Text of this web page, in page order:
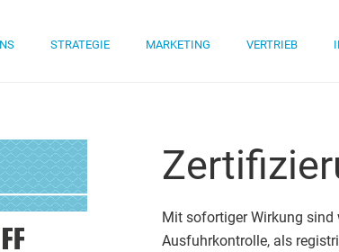
STRATEGIE MARKETING VERTRIEB
Mit sofortiger Wirkung sind
Ausfuhrkontrolle, als